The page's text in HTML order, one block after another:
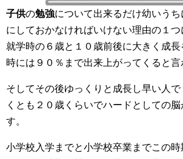
子供の勉強について出来るだけ幼いう
にしておかなければいけない理由の１
就学時の６歳と１０歳前後に大きく成
時には９０％まで出来上がってくると言
そしてその後ゆっくりと成長し早い人
くとも２０歳くらいでハードとしての
す。
小学校入学までと小学校卒業までこの